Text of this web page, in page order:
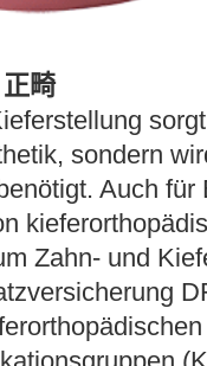
畸
sondern
Auch
Zahn- und